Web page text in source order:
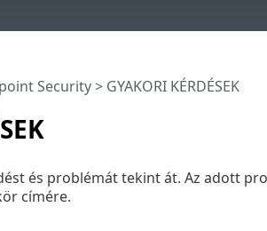
Security> GYAKORI KÉRDÉSEK
és problémát tekint át. Az adott
címére.